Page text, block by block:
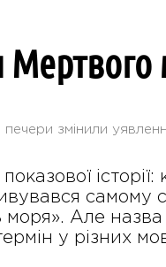
змінили
самому
Але
у різних